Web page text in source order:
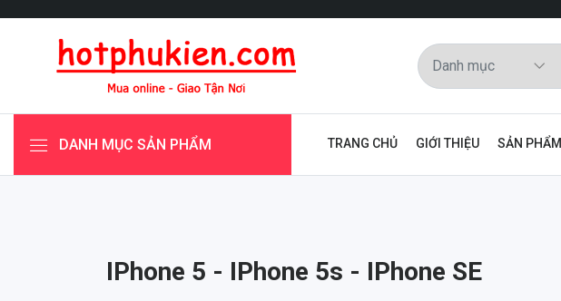
DANH MỤC SẢN PHẨM TRANG CHỦ GIỚI THIỆU SẢN PHẨM
IPhone 5 - IPhone 5s - IPhone SE